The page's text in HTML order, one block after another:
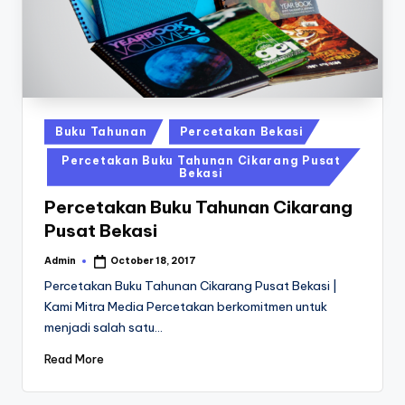
6
Posted
in
Buku Tahunan Percetakan Bekasi
Percetakan Buku Tahunan Cikarang Pusat
Bekasi
Percetakan Buku Tahunan Cikarang
Pusat Bekasi
Posted
Admin October 18, 2017
Percetakan Buku Tahunan Cikarang Pusat Bekasi |
Kami Mitra Media Percetakan berkomitmen untuk
menjadi salah satu…
Read More